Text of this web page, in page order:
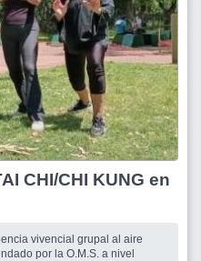
grupal al aire
por la O.M.S. a nivel